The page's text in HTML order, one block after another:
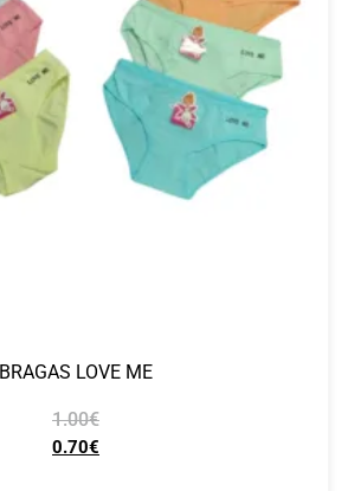
BRAGAS LOVE ME
1.00€
0.70€